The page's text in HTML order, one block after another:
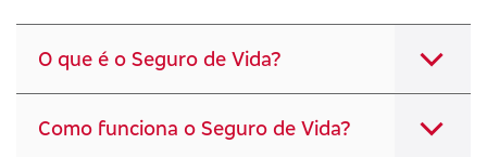
O que é o Seguro de Vida?
Como funciona o Seguro de Vida?